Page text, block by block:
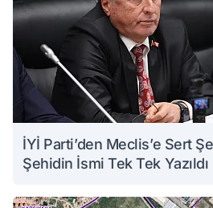
İYİ Parti’den Meclis’e Sert
Şehidin İsmi Tek Tek Yazıldı